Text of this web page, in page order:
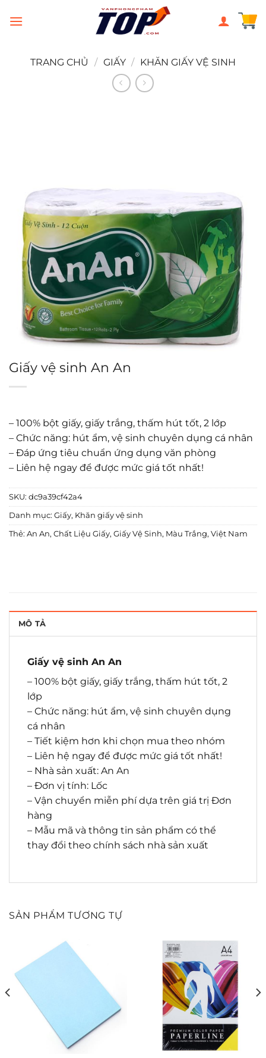
đến
TRANG CHỦ
/ GIẤY / KHĂN GIẤY VỆ SINH
Giấy vệ sinh An An
– 100% bột giấy, giấy trắng, thấm hút tốt, 2 lớp
– Chức năng: hút ẩm, vệ sinh chuyên dụng cá nhân
– Đáp ứng tiêu chuẩn ứng dụng văn phòng
– Liên hệ ngay để được mức giá tốt nhất!
SKU: dc9a39cf42a4
Danh mục: Giấy, Khăn giấy vệ sinh
Thẻ: An An, Chất Liệu Giấy, Giấy Vệ Sinh, Màu Trắng, Việt Nam
MÔ TẢ
Giấy vệ sinh An An
– 100% bột giấy, giấy trắng, thấm hút tốt, 2
lớp
– Chức năng: hút ẩm, vệ sinh chuyên dụng
cá nhân
– Tiết kiệm hơn khi chọn mua theo nhóm
– Liên hệ ngay để được mức giá tốt nhất!
– Nhà sản xuất: An An
– Đơn vị tính: Lốc
– Vận chuyển miễn phí dựa trên giá trị Đơn
hàng
– Mẫu mã và thông tin sản phẩm có thể
thay đổi theo chính sách nhà sản xuất
SẢN PHẨM TƯƠNG TỰ